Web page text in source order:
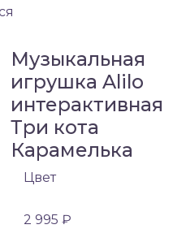
Музыкальная
игрушка Alilo
интерактивная
Три кота
Карамелька
Цвет
2 995 ₽